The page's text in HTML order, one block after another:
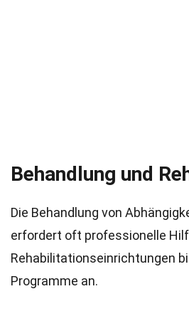
Behandlung und
Die Behandlung von
erfordert oft professionelle
Rehabilitationseinrichtungen
Programme an.